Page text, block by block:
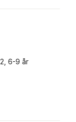
6-9 år